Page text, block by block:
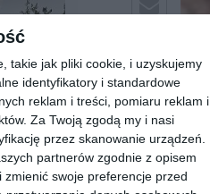
takie jak pliki cookie, i uzyskujemy
identyfikatory i standardowe
reklam i treści, pomiaru reklam i
Za Twoją zgodą my i nasi
przez skanowanie urządzeń.
partnerów zgodnie z opisem
zmienić swoje preferencje przed